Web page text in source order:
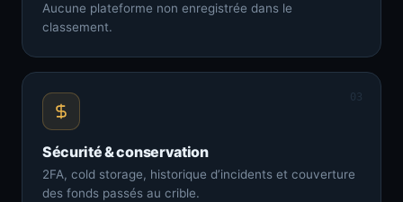
Aucune plateforme non enregistrée dans le
classement.
03
Sécurité & conservation
2FA, cold storage, historique d’incidents et couverture
des fonds passés au crible.